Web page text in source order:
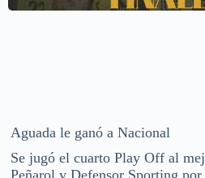
Aguada le ganó a Nacional
Se jugó el cuarto Play Off al